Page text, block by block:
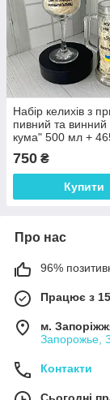
Набір келихів з
пивний та
кума" 500 мл +
ціна за 2 шт
750 ₴
Купити
Про нас
96%
Працює з
м.
Запорожье,
Контакти